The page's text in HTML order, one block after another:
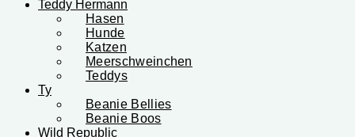
Teddy Hermann
Hasen
Hunde
Katzen
Meerschweinchen
Teddys
Ty
Beanie Bellies
Beanie Boos
Wild Republic